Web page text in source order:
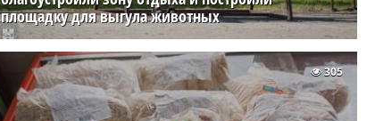
площадку для выгула животных
305